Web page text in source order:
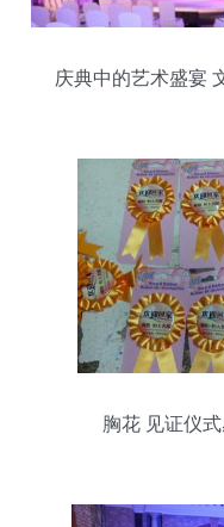
庆典中的艺术盛宴
胸花 见证仪